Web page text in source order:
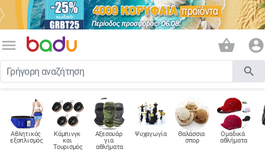
menu shopping_basket account_circle
search
Αθλητικός
εξοπλισμός
Κάμπινγκ
και
Τουρισμός
Αξεσουάρ
για
αθλήματα
Ψυχαγωγία
Θαλάσσια
σπορ
Ομαδικά
αθλήματα